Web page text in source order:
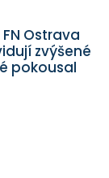
Ostrava
zvýšené
pokousal